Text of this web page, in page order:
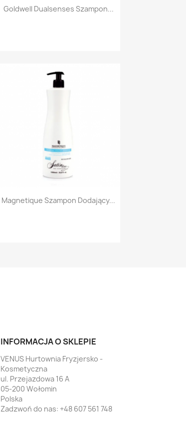
Szybki podgląd
Goldwell Dualsenses Szampon...
Szybki podgląd
Magnetique Szampon Dodający...
INFORMACJA O SKLEPIE
VENUS Hurtownia Fryzjersko -
Kosmetyczna
ul. Przejazdowa 16 A
05-200 Wołomin
Polska
Zadzwoń do nas: +48 607 561 748